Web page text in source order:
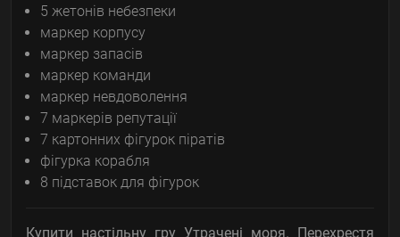
5 жетонів небезпеки
маркер корпусу
маркер запасів
маркер команди
маркер невдоволення
7 маркерів репутації
7 картонних фігурок піратів
фігурка корабля
8 підставок для фігурок
Купити настільну гру Утрачені моря. Перехрестя